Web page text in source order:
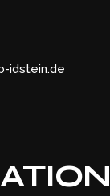
idstein.de